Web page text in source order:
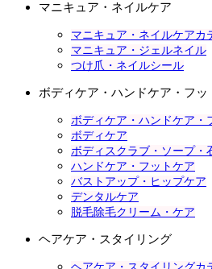
マニキュア・ネイルケア
マニキュア・ネイルケアカ
マニキュア・ジェルネイル
つけ爪・ネイルシール
ボディケア・ハンドケア・フッ
ボディケア・ハンドケア・
ボディケア
ボディスクラブ・ソープ・
ハンドケア・フットケア
バストアップ・ヒップケア
デンタルケア
脱毛除毛クリーム・ケア
ヘアケア・スタイリング